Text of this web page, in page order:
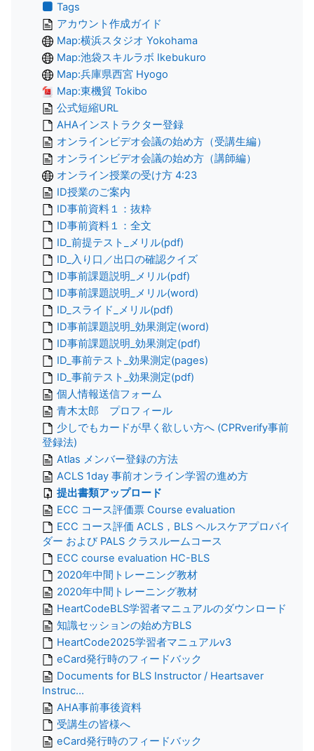
Tags
アカウント作成ガイド
Map:横浜スタジオ Yokohama
Map:池袋スキルラボ Ikebukuro
Map:兵庫県西宮 Hyogo
Map:東機貿 Tokibo
公式短縮URL
AHAインストラクター登録
オンラインビデオ会議の始め方（受講生編）
オンラインビデオ会議の始め方（講師編）
オンライン授業の受け方 4:23
ID授業のご案内
ID事前資料１：抜粋
ID事前資料１：全文
ID_前提テスト_メリル(pdf)
ID_入り口／出口の確認クイズ
ID事前課題説明_メリル(pdf)
ID事前課題説明_メリル(word)
ID_スライド_メリル(pdf)
ID事前課題説明_効果測定(word)
ID事前課題説明_効果測定(pdf)
ID_事前テスト_効果測定(pages)
ID_事前テスト_効果測定(pdf)
個人情報送信フォーム
青木太郎 プロフィール
少しでもカードが早く欲しい方へ (CPRverify事前
登録法)
Atlas メンバー登録の方法
ACLS 1day 事前オンライン学習の進め方
提出書類アップロード
ECC コース評価票 Course evaluation
ECC コース評価 ACLS，BLS ヘルスケアプロバイ
ダー および PALS クラスルームコース
ECC course evaluation HC-BLS
2020年中間トレーニング教材
2020年中間トレーニング教材
HeartCodeBLS学習者マニュアルのダウンロード
知識セッションの始め方BLS
HeartCode2025学習者マニュアルv3
eCard発行時のフィードバック
Documents for BLS Instructor / Heartsaver
Instruc...
AHA事前事後資料
受講生の皆様へ
eCard発行時のフィードバック